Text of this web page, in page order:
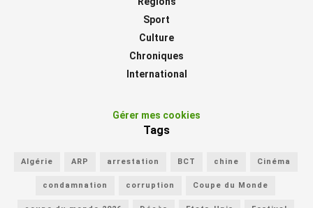
Sport
Culture
Chroniques
International
Gérer mes cookies
Tags
Algérie ARP arrestation BCT chine Cinéma
condamnation corruption Coupe du Monde